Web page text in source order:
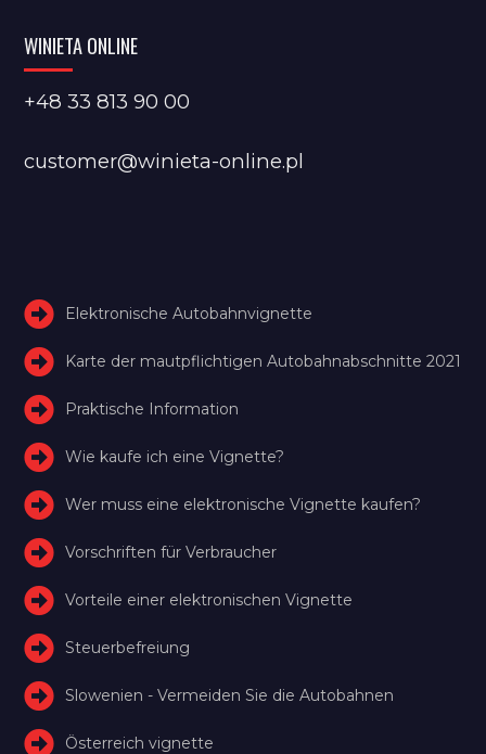
WINIETA ONLINE
+48 33 813 90 00
customer@winieta-online.pl
Elektronische Autobahnvignette
Karte der mautpflichtigen Autobahnabschnitte 2021
Praktische Information
Wie kaufe ich eine Vignette?
Wer muss eine elektronische Vignette kaufen?
Vorschriften für Verbraucher
Vorteile einer elektronischen Vignette
Steuerbefreiung
Slowenien - Vermeiden Sie die Autobahnen
Österreich vignette